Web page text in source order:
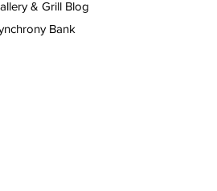
& Grill Blog
Bank